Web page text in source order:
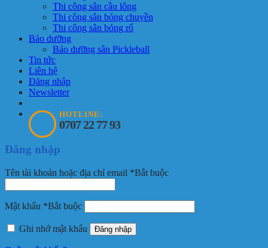
Thi công sân cầu lông
Thi công sân bóng chuyền
Thi công sân bóng rổ
Bảo dưỡng
Bảo dưỡng sân Pickleball
Tin tức
Liên hệ
Đăng nhập
Newsletter
HOTLINE:
0707 22 77 93
Đăng nhập
Tên tài khoản hoặc địa chỉ email *Bắt buộc
Mật khẩu *Bắt buộc
Ghi nhớ mật khẩu Đăng nhập